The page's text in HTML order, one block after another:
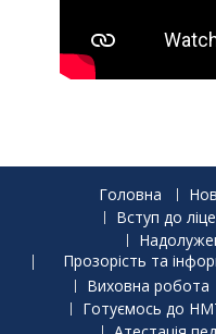
Головна
Вступ до
Виховна робота
Готуємось до